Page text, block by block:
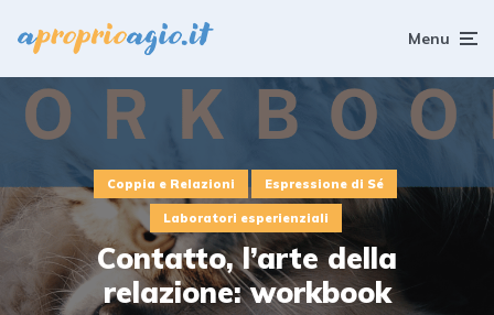
Menu
Coppia e Relazioni Espressione di Sé
Laboratori esperienziali
Contatto, l’arte della
relazione: workbook